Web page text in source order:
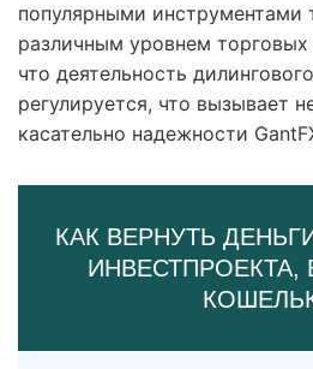
популярными инструментами
различным уровнем
что деятельность
регулируется, что вызывает
касательно надежности
КАК ВЕРНУТЬ
ИНВЕСТПРОЕКТА,